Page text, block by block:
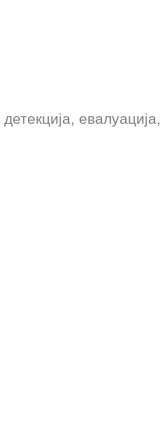
евалуација,